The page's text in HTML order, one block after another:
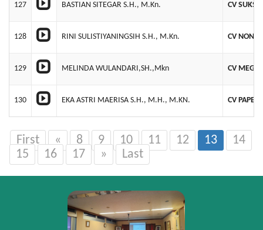
127 BASTIAN SITEGAR S.H., M.Kn. CV
128 RINI SULISTIYANINGSIH S.H., M.Kn. CV
129 MELINDA WULANDARI,SH.,Mkn CV MEGA
130 EKA ASTRI MAERISA S.H., M.H., M.KN. CV
First « 8 9 10 11 12 13
14
15
16 17 » Last